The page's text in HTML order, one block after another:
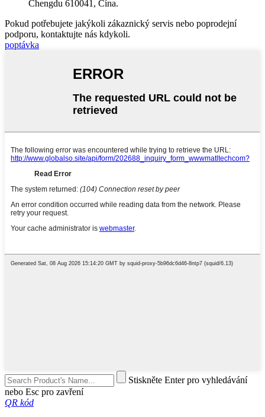
Chengdu 610041, Čína.
Pokud potřebujete jakýkoli zákaznický servis nebo poprodejní
podporu, kontaktujte nás kdykoli.
poptávka
Stiskněte Enter pro vyhledávání
nebo Esc pro zavření
QR kód